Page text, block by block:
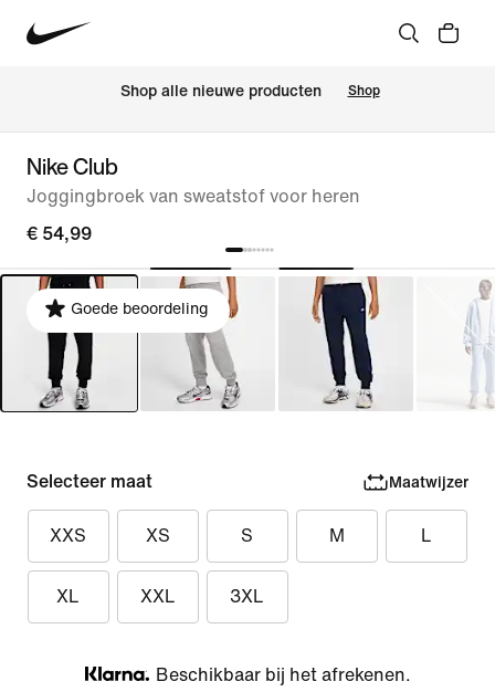
Shop alle nieuwe producten Shop
Nike Club
Joggingbroek van sweatstof voor heren
€ 54,99
Goede beoordeling
Selecteer maat Maatwijzer
XXS XS S M L
XL XXL 3XL
Klarna
Beschikbaar bij het afrekenen.